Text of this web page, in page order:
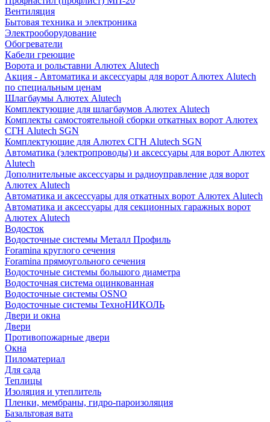
Вентиляция
Бытовая техника и электроника
Электрооборудование
Обогреватели
Кабели греющие
Ворота и рольставни Алютех Alutech
Акция - Автоматика и аксессуары для ворот Алютех Alutech
по специальным ценам
Шлагбаумы Алютех Alutech
Комплектующие для шлагбаумов Алютех Alutech
Комплекты самостоятельной сборки откатных ворот Алютех
СГН Alutech SGN
Комплектующие для Алютех СГН Alutech SGN
Автоматика (электропроводы) и аксессуары для ворот Алютех
Alutech
Дополнительные аксессуары и радиоуправление для ворот
Алютех Alutech
Автоматика и аксессуары для откатных ворот Алютех Alutech
Автоматика и аксессуары для секционных гаражных ворот
Алютех Alutech
Водосток
Водосточные системы Металл Профиль
Foramina круглого сечения
Foramina прямоугольного сечения
Водосточные системы большого диаметра
Водосточная система оцинкованная
Водосточные системы OSNO
Водосточные системы ТехноНИКОЛЬ
Двери и окна
Двери
Противопожарные двери
Окна
Пиломатериал
Для сада
Теплицы
Изоляция и утеплитель
Пленки, мембраны, гидро-пароизоляция
Базальтовая вата